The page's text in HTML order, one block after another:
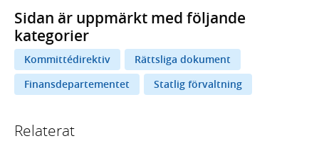
Sidan är uppmärkt med följande
kategorier
Kommittédirektiv
Rättsliga dokument
Finansdepartementet
Statlig förvaltning
Relaterat